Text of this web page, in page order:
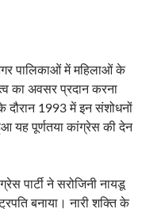
पालिकाओं में महिलाओं के
का अवसर प्रदान करना
दौरान 1993 में इन संशोधनों
यह पूर्णतया कांग्रेस की देन
पार्टी ने सरोजिनी नायडू
बनाया। नारी शक्ति के